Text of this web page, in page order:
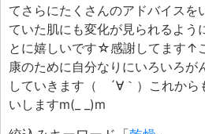
てさらにたくさんのアドバイスを
ていた肌にも変化が見られるよう
とに嬉しいです☆感謝してます↑
康のために自分なりにいろいろが
していきます（ ´∀｀）これから
いしますm(_ _)m